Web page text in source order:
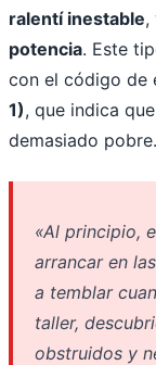
ralentí inestable,
potencia. Este
con el código de
1), que indica
demasiado pobre.
«Al principio,
arrancar en
a temblar
taller,
obstruidos y